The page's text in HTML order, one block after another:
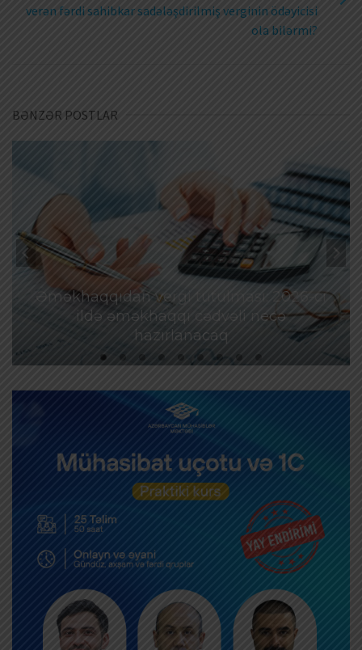
verən fərdi sahibkar sadələşdirilmiş verginin ödəyicisi
ola bilərmi?
BƏNZƏR POSTLAR
Əməkhaqqıdan vergi tutulması: 2026-cı
ildə əməkhaqqı cədvəli necə
hazırlanacaq